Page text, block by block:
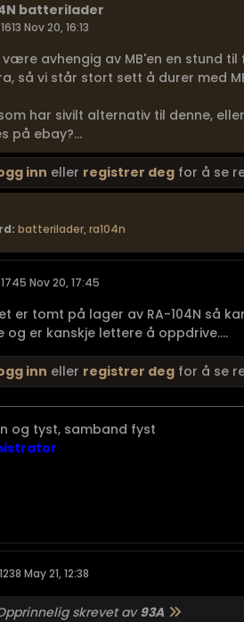
batterilader
Nov 20, 16:13
være avhengig av MB'en en stund
så vi står stort sett å durer med
har sivilt alternativ til denne,
på ebay?...
inn eller registrer deg for å se
batterilader, ra104n
Nov 20, 17:45
er tomt på lager av RA-104N så
og er kanskje lettere å oppdrive....
inn eller registrer deg for å se
og tyst, samband fyst
May 21, 12:38
skrevet av93A